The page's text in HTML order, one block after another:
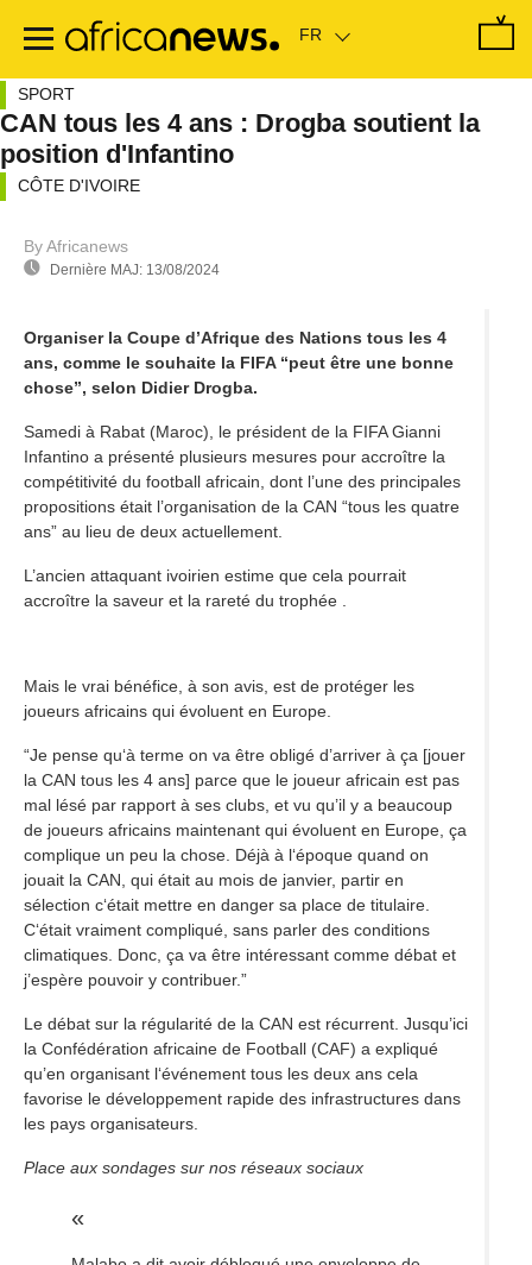
contenu
SPORT
CAN tous les 4 ans : Drogba soutient la
position d'Infantino
Sorry, the video player failed to load.
By Africanews
Dernière MAJ: 13/08/2024
CÔTE D'IVOIRE
Organiser la Coupe d’Afrique des Nations tous les 4
ans, comme le souhaite la FIFA “peut être une bonne
chose”, selon Didier Drogba.
Samedi à Rabat (Maroc), le président de la FIFA Gianni
Infantino a présenté plusieurs mesures pour accroître la
compétitivité du football africain, dont l’une des principales
propositions était l’organisation de la CAN “tous les quatre
ans” au lieu de deux actuellement.
L’ancien attaquant ivoirien estime que cela pourrait
accroître la saveur et la rareté du trophée .
Mais le vrai bénéfice, à son avis, est de protéger les
joueurs africains qui évoluent en Europe.
“Je pense qu‘à terme on va être obligé d’arriver à ça [jouer
la CAN tous les 4 ans] parce que le joueur africain est pas
mal lésé par rapport à ses clubs, et vu qu’il y a beaucoup
de joueurs africains maintenant qui évoluent en Europe, ça
complique un peu la chose. Déjà à l‘époque quand on
jouait la CAN, qui était au mois de janvier, partir en
sélection c‘était mettre en danger sa place de titulaire.
C‘était vraiment compliqué, sans parler des conditions
climatiques. Donc, ça va être intéressant comme débat et
j’espère pouvoir y contribuer.”
Le débat sur la régularité de la CAN est récurrent. Jusqu’ici
la Confédération africaine de Football (CAF) a expliqué
qu’en organisant l‘événement tous les deux ans cela
favorise le développement rapide des infrastructures dans
les pays organisateurs.
Place aux sondages sur nos réseaux sociaux